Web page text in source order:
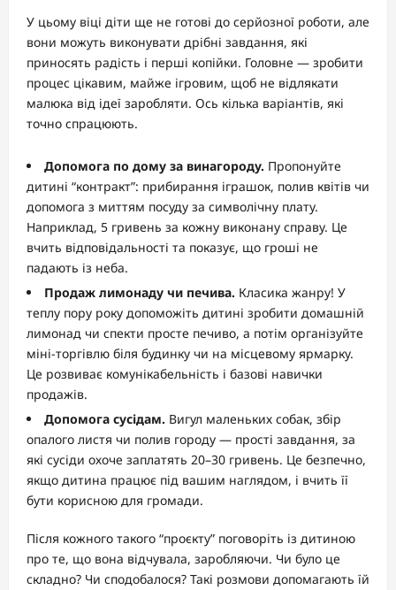
У цьому віці діти ще не готові до серйозної роботи, але
вони можуть виконувати дрібні завдання, які
приносять радість і перші копійки. Головне — зробити
процес цікавим, майже ігровим, щоб не відлякати
малюка від ідеї заробляти. Ось кілька варіантів, які
точно спрацюють.
Допомога по дому за винагороду. Пропонуйте
дитині “контракт”: прибирання іграшок, полив квітів чи
допомога з миттям посуду за символічну плату.
Наприклад, 5 гривень за кожну виконану справу. Це
вчить відповідальності та показує, що гроші не
падають із неба.
Продаж лимонаду чи печива. Класика жанру! У
теплу пору року допоможіть дитині зробити домашній
лимонад чи спекти просте печиво, а потім організуйте
міні-торгівлю біля будинку чи на місцевому ярмарку.
Це розвиває комунікабельність і базові навички
продажів.
Допомога сусідам. Вигул маленьких собак, збір
опалого листя чи полив городу — прості завдання, за
які сусіди охоче заплатять 20–30 гривень. Це безпечно,
якщо дитина працює під вашим наглядом, і вчить її
бути корисною для громади.
Після кожного такого “проєкту” поговоріть із дитиною
про те, що вона відчувала, заробляючи. Чи було це
складно? Чи сподобалося? Такі розмови допомагають їй